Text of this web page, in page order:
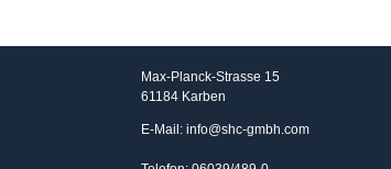
Max-Planck-Strasse 15
61184 Karben
E-Mail: info@shc-gmbh.com